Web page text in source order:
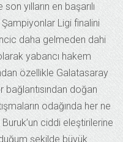
yılların en başarılı
Ligi finalini
daha gelmeden dahi
yabancı hakem
özellikle Galatasaray
bağlantısından doğan
odağında her ne
ciddi eleştirilerine
şekilde büyük